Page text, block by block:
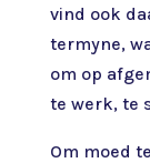
vind ook
termyne,
om op
te werk, te
Om moed